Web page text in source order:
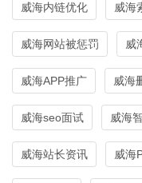
威海内链优化 威海
威海网站被惩罚 威
威海APP推广 威海
威海seo面试 威海
威海站长资讯 威海